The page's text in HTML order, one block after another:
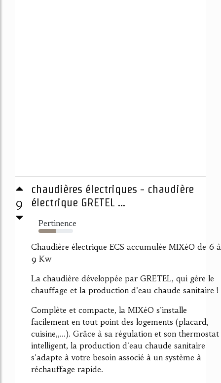
9
chaudières électriques - chaudière
électrique GRETEL ...
Pertinence
51%
Chaudière électrique ECS accumulée MIXéO de 6 à
9 Kw
La chaudière développée par GRETEL, qui gère le
chauffage et la production d'eau chaude sanitaire !
Complète et compacte, la MIXéO s'installe
facilement en tout point des logements (placard,
cuisine,,...). Grâce à sa régulation et son thermostat
intelligent, la production d'eau chaude sanitaire
s'adapte à votre besoin associé à un système à
réchauffage rapide.